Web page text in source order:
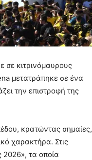
σε κιτρινόμαυρους
μετατράπηκε σε ένα
την επιστροφή της
κρατώντας σημαίες,
χαρακτήρα. Στις
2026», τα οποία